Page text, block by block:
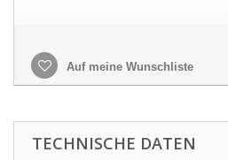
Auf meine Wunschliste
TECHNISCHE DATEN